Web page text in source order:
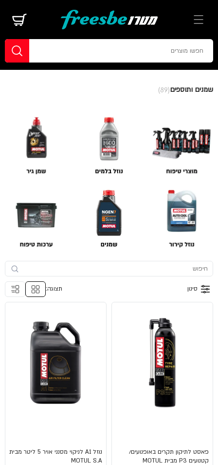
שמנים ותוספים(89)
סינון תצוגה:
פאסט לתיקון תקרים באופנועים/
קטנועים P3 מבית MOTUL
נוזל A1 לניקוי מסנני אויר 5 ליטר מבית
MOTUL S.A